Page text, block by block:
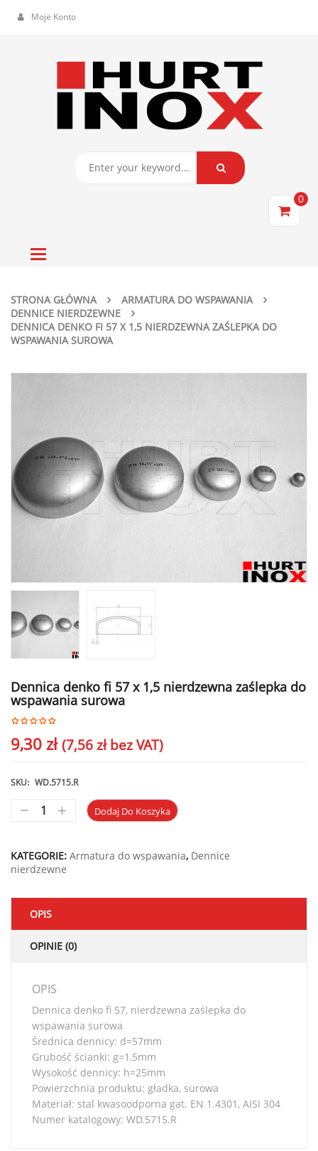
Moje Konto
0
Toggle
STRONA GŁÓWNA
ARMATURA DO WSPAWANIA
DENNICE NIERDZEWNE
DENNICA DENKO FI 57 X 1,5 NIERDZEWNA ZAŚLEPKA DO
WSPAWANIA SUROWA
Dennica denko fi 57 x 1,5 nierdzewna zaślepka do
wspawania surowa
9,30 zł (7,56 złbez VAT)
SKU: WD.5715.R
Dodaj Do Koszyka
KATEGORIE: Armatura do wspawania, Dennice
nierdzewne
OPIS
OPINIE (0)
OPIS
Dennica denko fi 57, nierdzewna zaślepka do
wspawania surowa
Średnica dennicy: d=57mm
Grubość ścianki: g=1,5mm
Wysokość dennicy: h=25mm
Powierzchnia produktu: gładka, surowa
Materiał: stal kwasoodporna gat. EN 1.4301, AISI 304
Numer katalogowy: WD.5715.R